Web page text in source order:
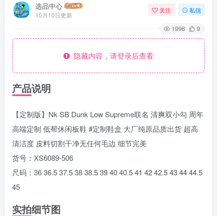
选品中心
10月10日更新
关注 私信
1996 9
隐藏内容，请登录后查看
产品说明
【定制版】Nk SB Dunk Low Supreme联名 清爽双小勾 周年
高端定制 低帮休闲板鞋 #定制鞋盒 大厂纯原品质出货 超高
清洁度 皮料切割干净无任何毛边 细节完美
货号：XS6089-506
尺码：36 36.5 37.5 38 38.5 39 40 40.5 41 42 42.5 43 44 44.5
45
实拍细节图